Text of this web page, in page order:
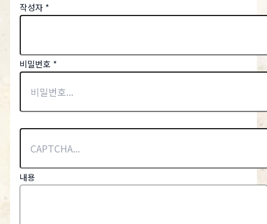
작성자 *
비밀번호 *
내용